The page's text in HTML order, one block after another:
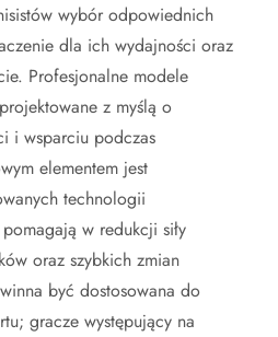
wybór odpowiednich
dla ich wydajności oraz
Profesjonalne modele
z myślą o
i wsparciu podczas
elementem jest
technologii
w redukcji siły
oraz szybkich zmian
być dostosowana do
gracze występujący na